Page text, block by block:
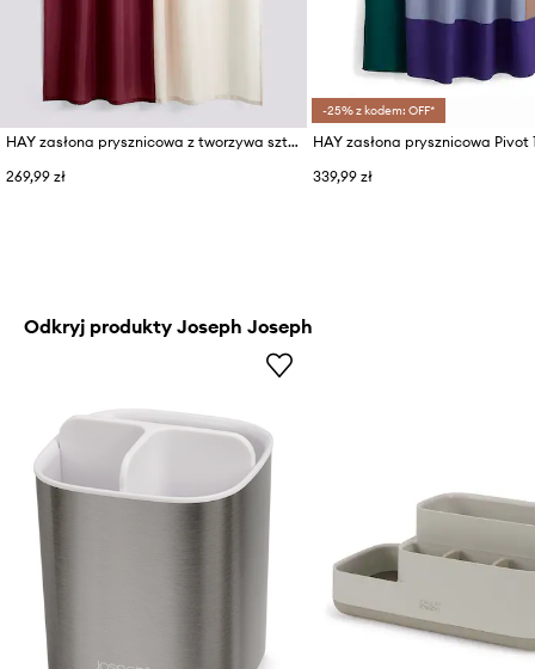
HAY zasłona prysznicowa z tworzywa sztucznego 180 x 200 cm
269,99 zł
-25% z kodem: OFF*
339,99 zł
Odkryj produkty Joseph Joseph